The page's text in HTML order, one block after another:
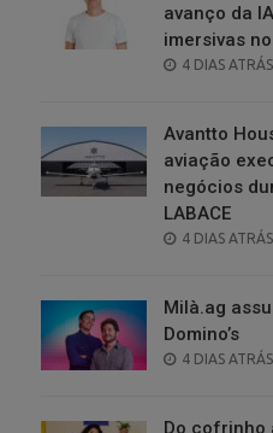
avanço da
imersivas
POSTED
4 DIAS ATRÁS
Avantto
aviação
negócios
LABACE
POSTED
4 DIAS ATRÁS
Milà.ag
Domino’s
POSTED
4 DIAS ATRÁS
Do cofrinho